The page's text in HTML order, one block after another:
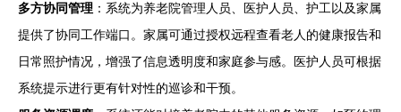
多方协同管理 ：系统为养老院管理人员、医护人员、护工以及家属
提供了协同工作端口。家属可通过授权远程查看老人的健康报告和
日常照护情况，增强了信息透明度和家庭参与感。医护人员可根据
系统提示进行更有针对性的巡诊和干预。